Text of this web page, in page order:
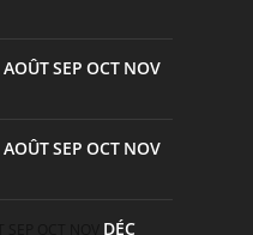
AOÛTSEP OCT NOV
AOÛTSEP OCT NOV
DÉC